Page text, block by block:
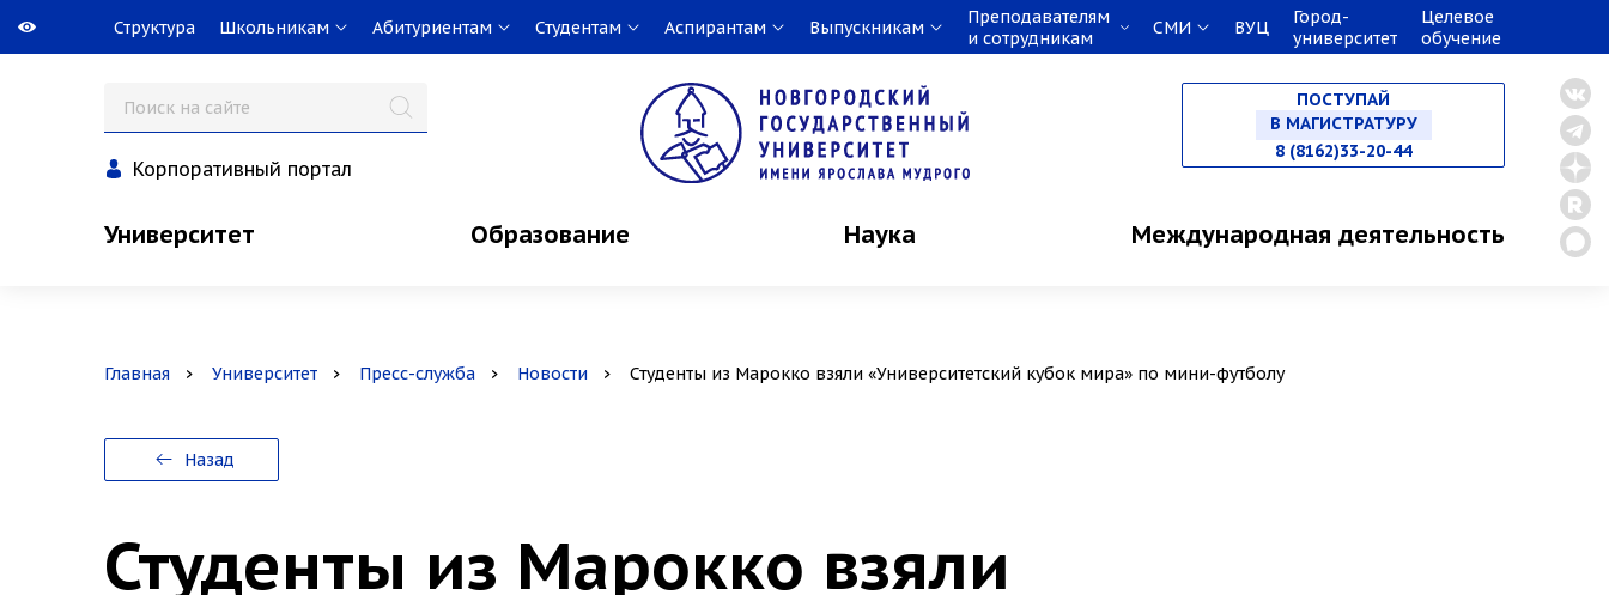
Структура Школьникам Абитуриентам Студентам Аспирантам Выпускникам
Преподавателям
и сотрудникам
СМИ ВУЦ
Город-
университет
Целевое
обучение
Корпоративный портал
ПОСТУПАЙ
НА СПЕЦИАЛИТЕТ
В МАГИСТРАТУРУ
8 (8162)33-20-44
Университет Образование Наука Международная деятельность
Главная Университет Пресс-служба Новости Студенты из Марокко взяли «Университетский кубок мира» по мини-футболу
Назад
Студенты из Марокко взяли